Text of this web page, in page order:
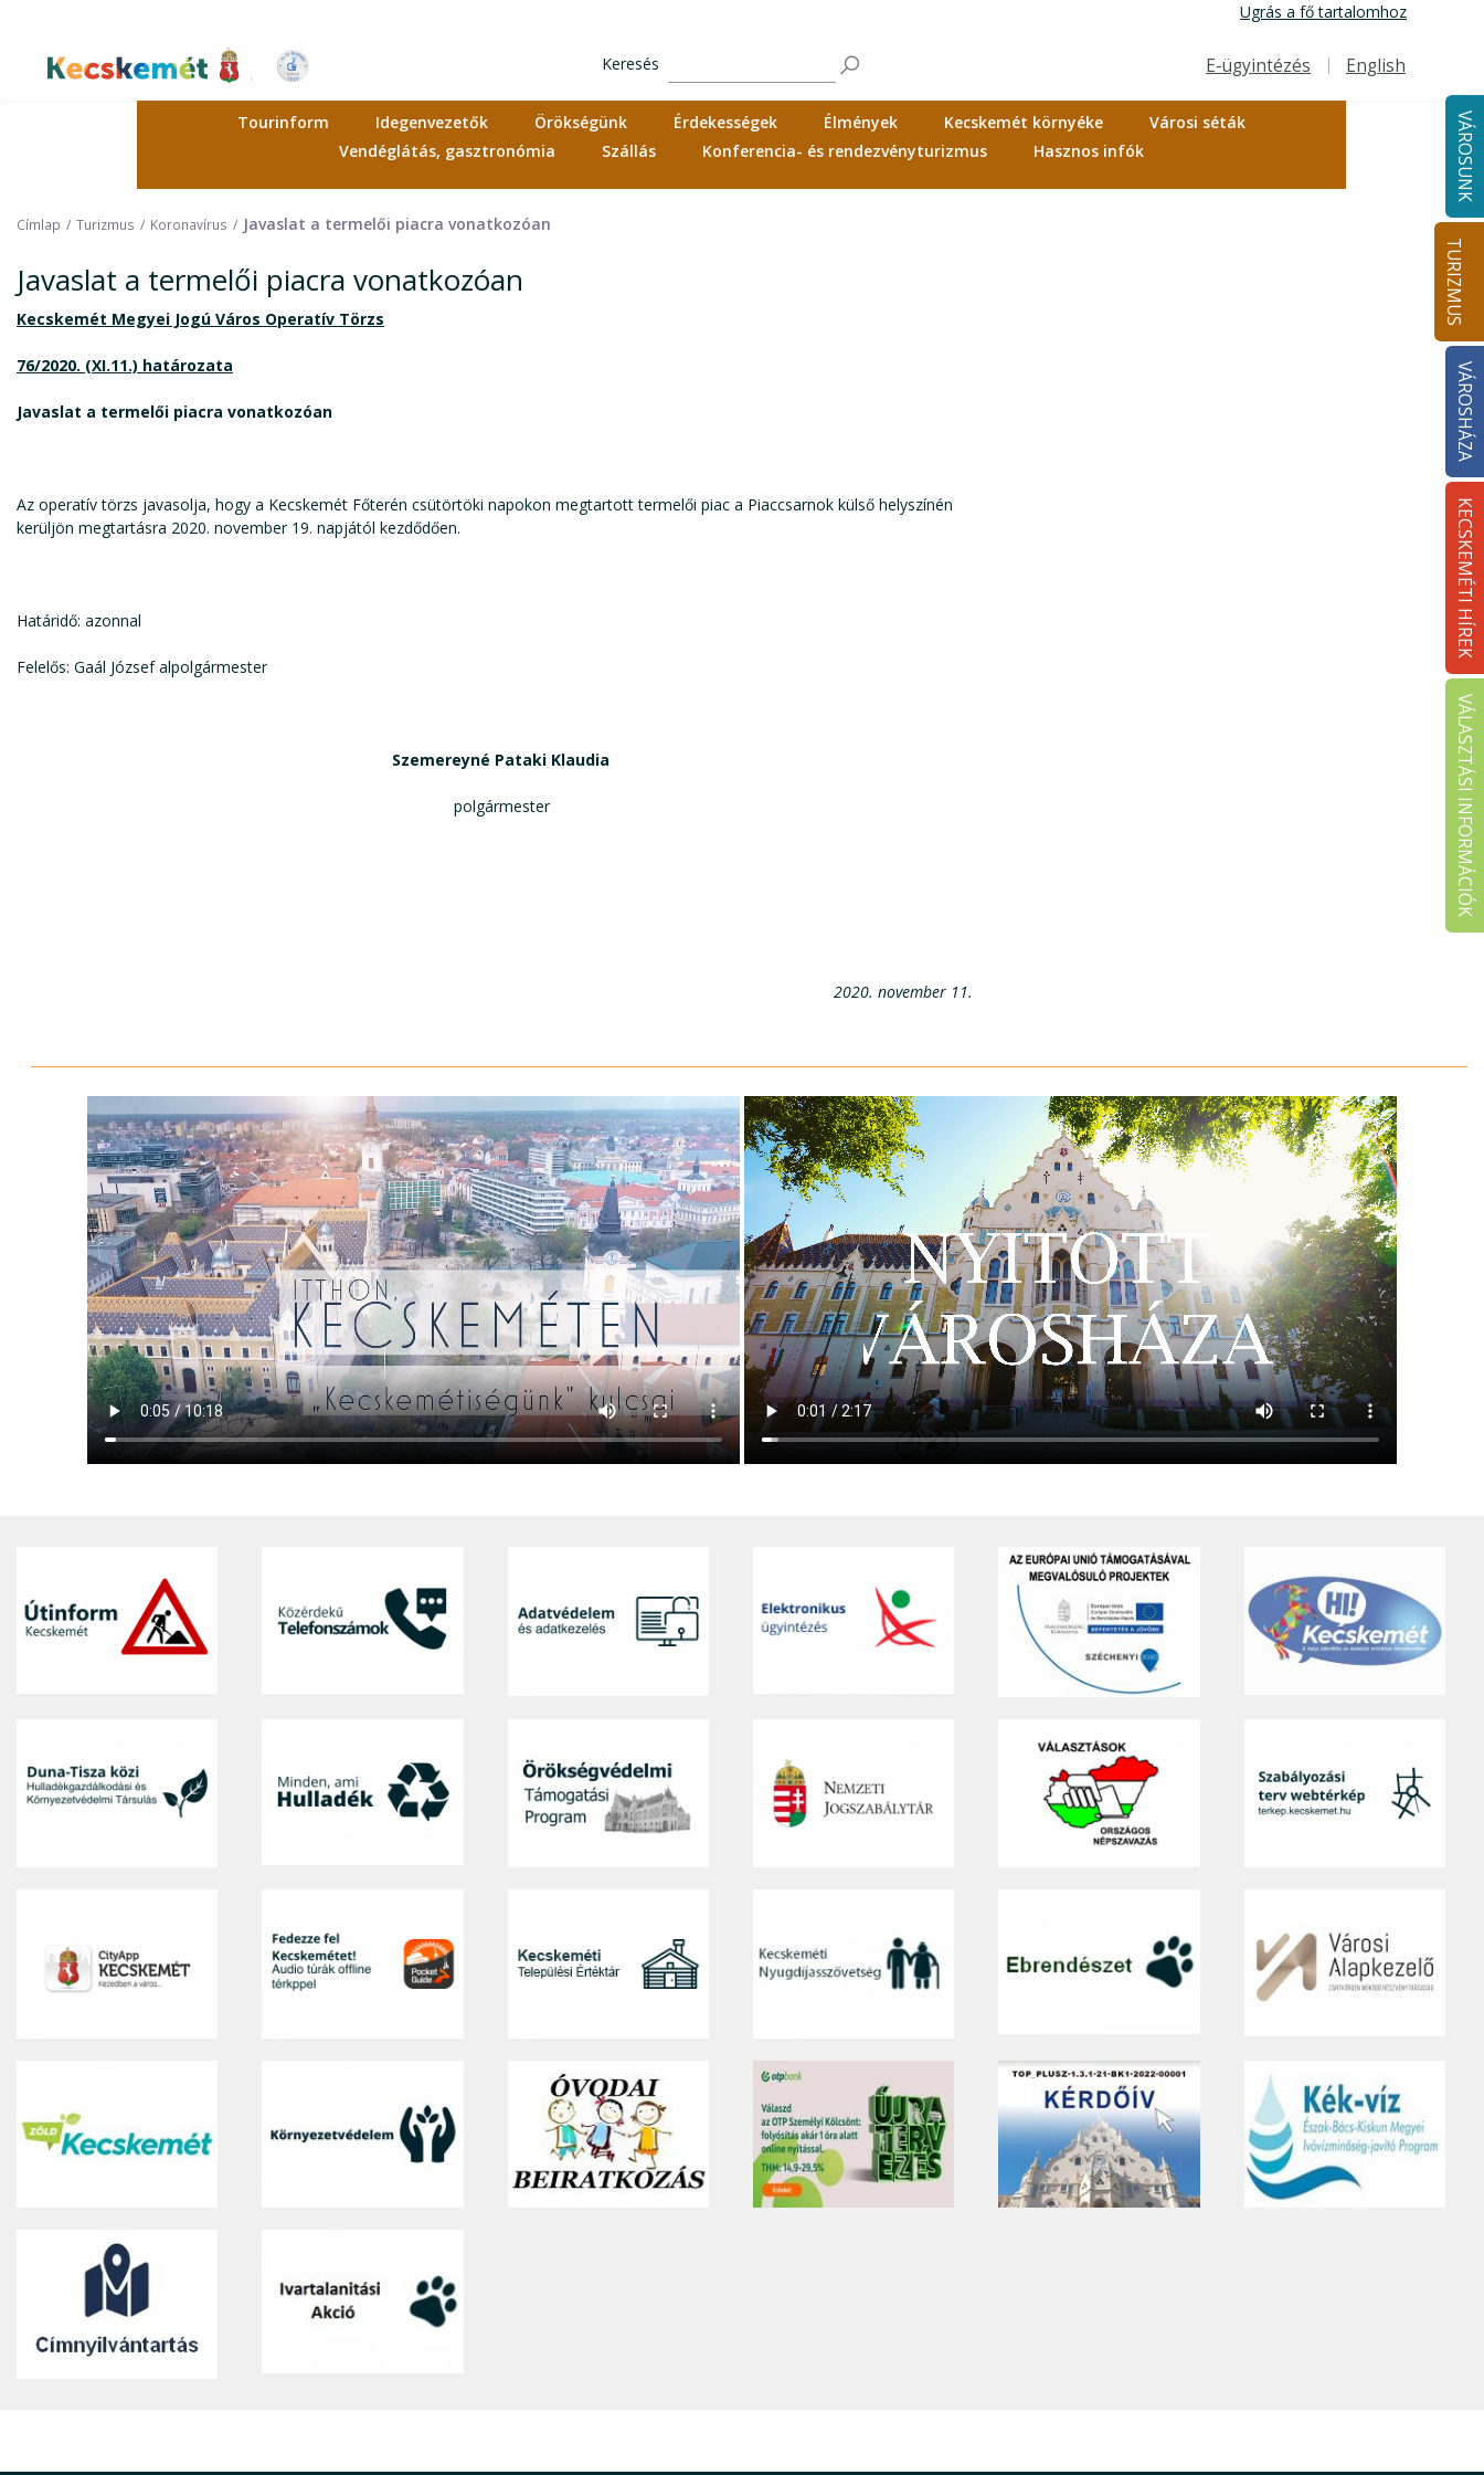
tartalomra
Ugrás a fő tartalomhoz
Kecskemét Város Honlapja
Keresés
Felső navigáció
E-ügyintézés English
VÁROSUNK
TURIZMUS
VÁROSHÁZA
KECSKEMÉTI HÍREK
VÁLASZTÁSI INFORMÁCIÓK
Tourinform Idegenvezetők Örökségünk Érdekességek Élmények Kecskemét környéke
Városi séták
Vendéglátás, gasztronómia
Szállás Konferencia- és rendezvényturizmus Hasznos infók
Címlap Turizmus Koronavírus Javaslat a termelői piacra vonatkozóan
Javaslat a termelői piacra vonatkozóan
Kecskemét Megyei Jogú Város Operatív Törzs
76/2020. (XI.11.) határozata
Javaslat a termelői piacra vonatkozóan
Az operatív törzs javasolja, hogy a Kecskemét Főterén csütörtöki napokon megtartott termelői piac a Piaccsarnok külső helyszínén
kerüljön megtartásra 2020. november 19. napjától kezdődően.
Határidő: azonnal
Felelős: Gaál József alpolgármester
Szemereyné Pataki Klaudia
polgármester
2020. november 11.